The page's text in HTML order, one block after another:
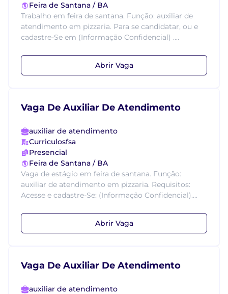
Feira de Santana / BA
Trabalho em feira de santana. Função: auxiliar de
atendimento em pizzaria. Para se candidatar, ou e
cadastre-Se em (Informação Confidencial) ....
Abrir Vaga
Vaga De Auxiliar De Atendimento
auxiliar de atendimento
Curriculosfsa
Presencial
Feira de Santana / BA
Vaga de estágio em feira de santana. Função:
auxiliar de atendimento em pizzaria. Requisitos:
Acesse e cadastre-Se: (Informação Confidencial)....
Abrir Vaga
Vaga De Auxiliar De Atendimento
auxiliar de atendimento